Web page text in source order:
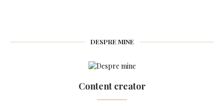
DESPRE MINE
Content creator